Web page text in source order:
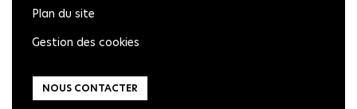
Plan du site
Gestion des cookies
NOUS CONTACTER